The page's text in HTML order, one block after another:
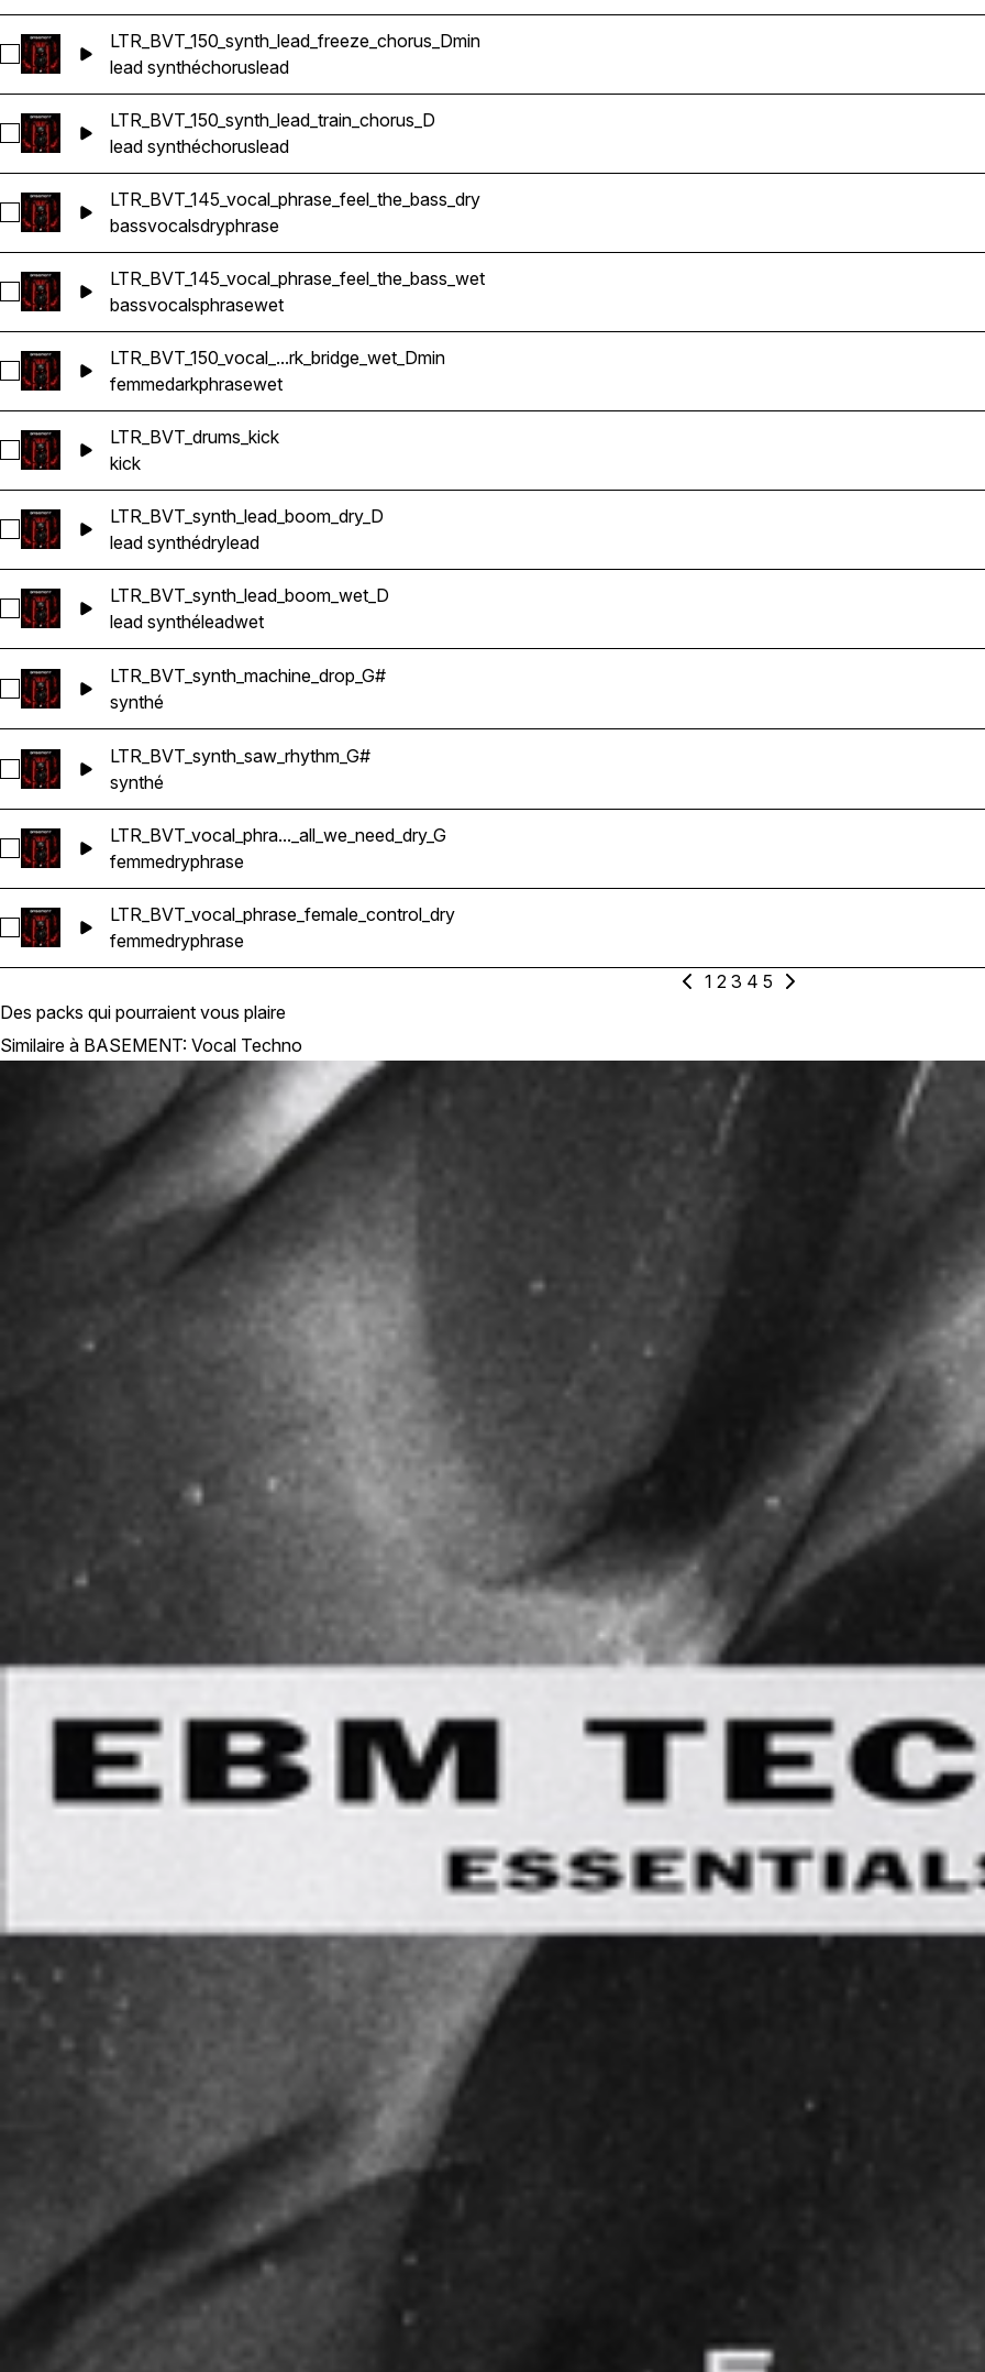
Sélectionnez LTR_BVT_150_synth_lead_freeze_chorus_Dmin
LTR_BVT_150_synth_lead_freeze_chorus_Dmin
lead synthéchoruslead
Sélectionnez LTR_BVT_150_synth_lead_train_chorus_D
LTR_BVT_150_synth_lead_train_chorus_D
lead synthéchoruslead
Sélectionnez LTR_BVT_145_vocal_phrase_feel_the_bass_dry
LTR_BVT_145_vocal_phrase_feel_the_bass_dry
bassvocalsdryphrase
Sélectionnez LTR_BVT_145_vocal_phrase_feel_the_bass_wet
LTR_BVT_145_vocal_phrase_feel_the_bass_wet
bassvocalsphrasewet
Sélectionnez LTR_BVT_150_vocal_phrase_female_dark_bridge_wet_Dmin
LTR_BVT_150_vocal_...rk_bridge_wet_Dmin
femmedarkphrasewet
Sélectionnez LTR_BVT_drums_kick
LTR_BVT_drums_kick
kick
Sélectionnez LTR_BVT_synth_lead_boom_dry_D
LTR_BVT_synth_lead_boom_dry_D
lead synthédrylead
Sélectionnez LTR_BVT_synth_lead_boom_wet_D
LTR_BVT_synth_lead_boom_wet_D
lead synthéleadwet
Sélectionnez LTR_BVT_synth_machine_drop_G#
LTR_BVT_synth_machine_drop_G#
synthé
Sélectionnez LTR_BVT_synth_saw_rhythm_G#
LTR_BVT_synth_saw_rhythm_G#
synthé
Sélectionnez LTR_BVT_vocal_phrase_female_all_we_need_dry_G
LTR_BVT_vocal_phra..._all_we_need_dry_G
femmedryphrase
Sélectionnez LTR_BVT_vocal_phrase_female_control_dry
LTR_BVT_vocal_phrase_female_control_dry
femmedryphrase
1 2 3 4 5
Des packs qui pourraient vous plaire
Similaire à BASEMENT: Vocal Techno